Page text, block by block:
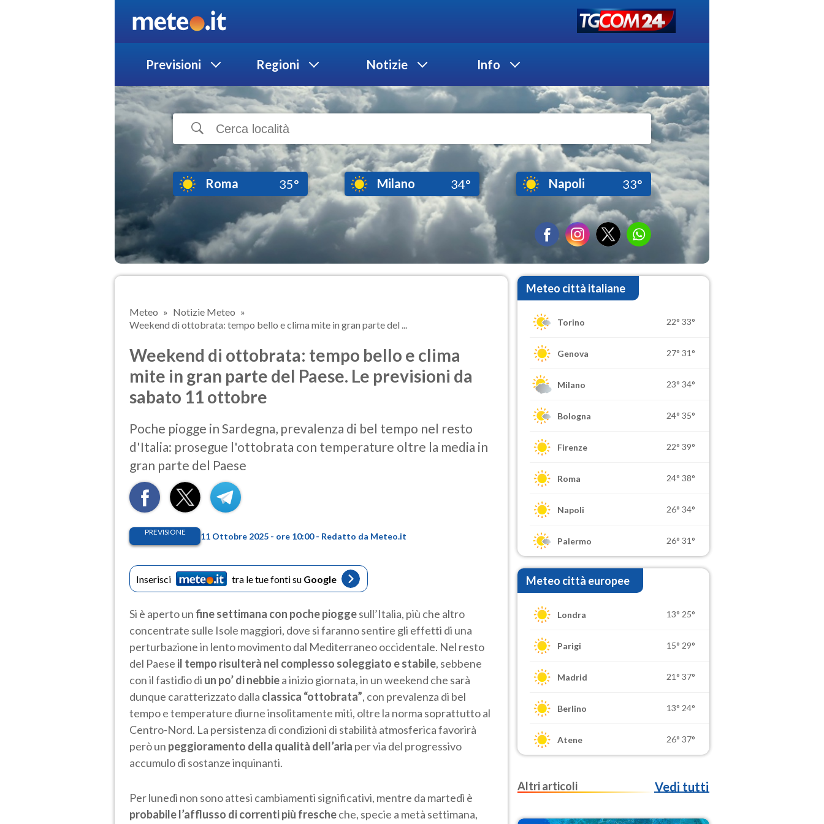
Previsioni Regioni Notizie Info
Roma 35° Milano 34° Napoli 33°
Meteo
Notizie Meteo
Weekend di ottobrata: tempo bello e clima mite in gran parte del ...
Weekend di ottobrata: tempo bello e clima
mite in gran parte del Paese. Le previsioni da
sabato 11 ottobre
Poche piogge in Sardegna, prevalenza di bel tempo nel resto
d'Italia: prosegue l'ottobrata con temperature oltre la media in
gran parte del Paese
PREVISIONE 11 Ottobre 2025 - ore 10:00 - Redatto da Meteo.it
Inserisci tra le tue fonti su Google
Si è aperto unfine settimana con poche pioggesull’Italia, più che altro
concentrate sulle Isole maggiori, dove si faranno sentire gli effetti di una
perturbazione in lento movimento dal Mediterraneo occidentale. Nel resto
del Paese il tempo risulterà nel complesso soleggiato e stabile, sebbene
con il fastidio di un po’ di nebbiea inizio giornata, in un weekend che sarà
dunque caratterizzato dalla classica “ottobrata”, con prevalenza di bel
tempo e temperature diurne insolitamente miti, oltre la norma soprattutto al
Centro-Nord. La persistenza di condizioni di stabilità atmosferica favorirà
però un peggioramento della qualità dell’aria per via del progressivo
accumulo di sostanze inquinanti.
Per lunedì non sono attesi cambiamenti significativi, mentre da martedì è
probabile l’afflusso di correnti più frescheche, specie a metà settimana,
Meteo città italiane
Torino 22° 33°
Genova 27° 31°
Milano 23° 34°
Bologna 24° 35°
Firenze 22° 39°
Roma 24° 38°
Napoli 26° 34°
Palermo 26° 31°
Meteo città europee
Londra 13° 25°
Parigi 15° 29°
Madrid 21° 37°
Berlino 13° 24°
Atene 26° 37°
Altri articoli Vedi tutti